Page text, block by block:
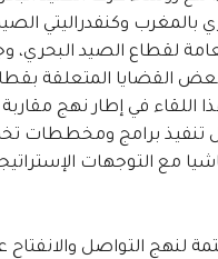
بالمغرب وكنفدراليتي
لقطاع الصيد البحري،
القضايا المتعلقة
اللقاء في إطار نهج
تنفيذ برامج ومخططات
مع التوجهات
لنهج التواصل والانفتاح